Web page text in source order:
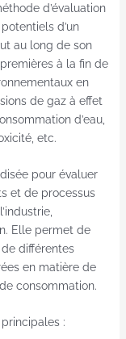
d’évaluation
d’un
au long de son
à la fin de
en
de gaz à effet
d’eau,
etc.
pour évaluer
et de processus
Elle permet de
différentes
en matière de
consommation.
: